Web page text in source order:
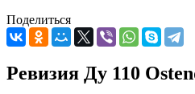
Поделиться
Ревизия Ду 110